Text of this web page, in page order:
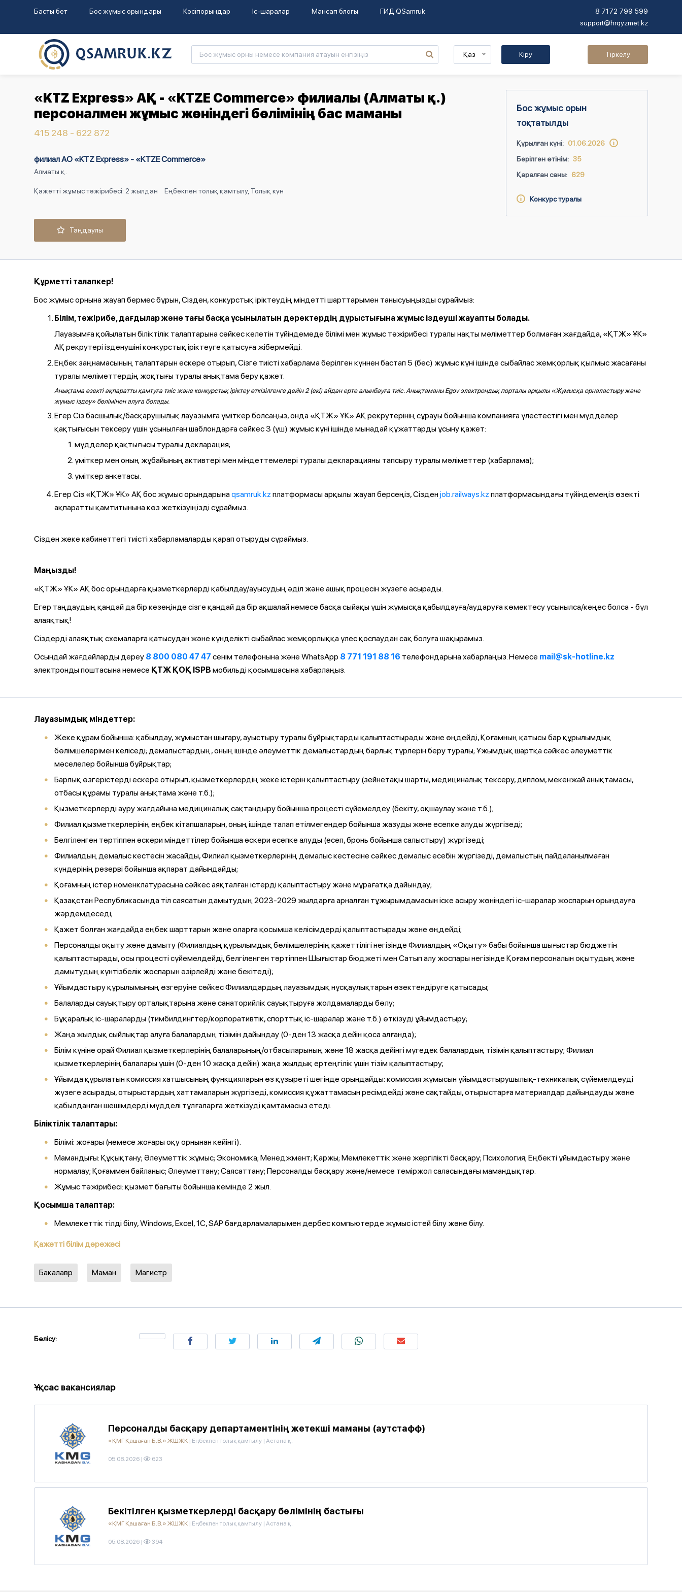
Басты бет Бос жұмыс орындары Кәсіпорындар Іс-шаралар Мансап блогы ГИД QSamruk
8 7172 799 599
support@hrqyzmet.kz
Қаз Кіру Тіркелу
«KTZ Express» АҚ - «KTZE Commerce» филиалы (Алматы қ.)
персоналмен жұмыс жөніндегі бөлімінің бас маманы
415 248 - 622 872
филиал АО «KTZ Express» - «KTZE Commerce»
Алматы қ.
Қажетті жұмыс тәжірибесі: 2 жылдан Еңбекпен толық қамтылу, Толық күн
Бос жұмыс орын
тоқтатылды
Құрылған күні: 01.06.2026
Берілген өтінім: 35
Қаралған саны: 629
Конкурс туралы
Таңдаулы
Құрметті талапкер!
Бос жұмыс орнына жауап бермес бұрын, Сізден, конкурстық іріктеудің міндетті шарттарымен танысуыңызды сұраймыз:
Білім, тәжірибе, дағдылар және тағы басқа ұсынылатын деректердің дұрыстығына жұмыс іздеуші жауапты болады.
Лауазымға қойылатын біліктілік талаптарына сәйкес келетін түйіндемеде білімі мен жұмыс тәжірибесі туралы нақты мәліметтер болмаған жағдайда, «ҚТЖ» ҰК»
АҚ рекрутері ізденушіні конкурстық іріктеуге қатысуға жібермейді.
Еңбек заңнамасының талаптарын ескере отырып, Сізге тиісті хабарлама берілген күннен бастап 5 (бес) жұмыс күні ішінде сыбайлас жемқорлық қылмыс жасағаны
туралы мәліметтердің жоқтығы туралы анықтама беру қажет.
Анықтама өзекті ақпаратты қамтуға тиіс және конкурстық іріктеу өткізілгенге дейін 2 (екі) айдан ерте алынбауға тиіс. Анықтаманы Egov электрондық порталы арқылы «Жұмысқа орналастыру және
жұмыс іздеу» бөлімінен алуға болады.
Егер Сіз басшылық/басқарушылық лауазымға үміткер болсаңыз, онда «ҚТЖ» ҰК» АҚ рекрутерінің сұрауы бойынша компанияға үлестестігі мен мүдделер
қақтығысын тексеру үшін ұсынылған шаблондарға сәйкес 3 (үш) жұмыс күні ішінде мынадай құжаттарды ұсыну қажет:
мүдделер қақтығысы туралы декларация;
үміткер мен оның жұбайының активтері мен міндеттемелері туралы декларацияны тапсыру туралы мәліметтер (хабарлама);
үміткер анкетасы.
Егер Сіз «ҚТЖ» ҰК» АҚ бос жұмыс орындарынаqsamruk.kz платформасы арқылы жауап берсеңіз, Сізденjob.railways.kz платформасындағы түйіндемеңіз өзекті
ақпаратты қамтитынына көз жеткізуіңізді сұраймыз.
Сізден жеке кабинеттегі тиісті хабарламаларды қарап отыруды сұраймыз.
Маңызды!
«ҚТЖ» ҰК» АҚ бос орындарға қызметкерлерді қабылдау/ауысудың әділ және ашық процесін жүзеге асырады.
Егер таңдаудың қандай да бір кезеңінде сізге қандай да бір ақшалай немесе басқа сыйақы үшін жұмысқа қабылдауға/аударуға көмектесу ұсынылса/кеңес болса - бұл
алаяқтық!
Сіздерді алаяқтық схемаларға қатысудан және күнделікті сыбайлас жемқорлыққа үлес қоспаудан сақ болуға шақырамыз.
Осындай жағдайларды дереу 8 800 080 47 47 сенім телефонына және WhatsApp 8 771 191 88 16 телефондарына хабарлаңыз. Немесе mail@sk-hotline.kz
электронды поштасына немесе ҚТЖ ҚОҚ ISPB мобильді қосымшасына хабарлаңыз.
Лауазымдық міндеттер:
Жеке құрам бойынша: қабылдау, жұмыстан шығару, ауыстыру туралы бұйрықтарды қалыптастырады және өңдейді, Қоғамның қатысы бар құрылымдық
бөлімшелерімен келіседі; демалыстардың, оның ішінде әлеуметтік демалыстардың барлық түрлерін беру туралы; Ұжымдық шартқа сәйкес әлеуметтік
мәселелер бойынша бұйрықтар;
Барлық өзгерістерді ескере отырып, қызметкерлердің жеке істерін қалыптастыру (зейнетақы шарты, медициналық тексеру, диплом, мекенжай анықтамасы,
отбасы құрамы туралы анықтама және т.б.);
Қызметкерлерді ауру жағдайына медициналық сақтандыру бойынша процесті сүйемелдеу (бекіту, оқшаулау және т.б.);
Филиал қызметкерлерінің еңбек кітапшаларын, оның ішінде талап етілмегендер бойынша жазуды және есепке алуды жүргізеді;
Белгіленген тәртіппен әскери міндеттілер бойынша әскери есепке алуды (есеп, бронь бойынша салыстыру) жүргізеді;
Филиалдың демалыс кестесін жасайды, Филиал қызметкерлерінің демалыс кестесіне сәйкес демалыс есебін жүргізеді, демалыстың пайдаланылмаған
күндерінің резерві бойынша ақпарат дайындайды;
Қоғамның істер номенклатурасына сәйкес аяқталған істерді қалыптастыру және мұрағатқа дайындау;
Қазақстан Республикасында тіл саясатын дамытудың 2023-2029 жылдарға арналған тұжырымдамасын іске асыру жөніндегі іс-шаралар жоспарын орындауға
жәрдемдеседі;
Қажет болған жағдайда еңбек шарттарын және оларға қосымша келісімдерді қалыптастырады және өңдейді;
Персоналды оқыту және дамыту (Филиалдың құрылымдық бөлімшелерінің қажеттілігі негізінде Филиалдың «Оқыту» бабы бойынша шығыстар бюджетін
қалыптастырады, осы процесті сүйемелдейді, белгіленген тәртіппен Шығыстар бюджеті мен Сатып алу жоспары негізінде Қоғам персоналын оқытудың және
дамытудың күнтізбелік жоспарын әзірлейді және бекітеді);
Ұйымдастыру құрылымының өзгеруіне сәйкес Филиалдардың лауазымдық нұсқаулықтарын өзектендіруге қатысады;
Балаларды сауықтыру орталықтарына және санаторийлік сауықтыруға жолдамаларды бөлу;
Бұқаралық іс-шараларды (тимбилдингтер/корпоративтік, спорттық іс-шаралар және т.б.) өткізуді ұйымдастыру;
Жаңа жылдық сыйлықтар алуға балалардың тізімін дайындау (0-ден 13 жасқа дейін қоса алғанда);
Білім күніне орай Филиал қызметкерлерінің балаларының/отбасыларының және 18 жасқа дейінгі мүгедек балалардың тізімін қалыптастыру; Филиал
қызметкерлерінің балалары үшін (0-ден 10 жасқа дейін) жаңа жылдық ертеңгілік үшін тізім қалыптастыру;
Ұйымда құрылатын комиссия хатшысының функцияларын өз құзыреті шегінде орындайды: комиссия жұмысын ұйымдастырушылық-техникалық сүйемелдеуді
жүзеге асырады, отырыстардың хаттамаларын жүргізеді, комиссия құжаттамасын ресімдейді және сақтайды, отырыстарға материалдар дайындауды және
қабылданған шешімдерді мүдделі тұлғаларға жеткізуді қамтамасыз етеді.
Біліктілік талаптары:
Білімі: жоғары (немесе жоғары оқу орнынан кейінгі).
Мамандығы: Құқықтану; Әлеуметтік жұмыс; Экономика; Менеджмент; Қаржы; Мемлекеттік және жергілікті басқару; Психология; Еңбекті ұйымдастыру және
нормалау; Қоғаммен байланыс; Әлеуметтану; Саясаттану; Персоналды басқару және/немесе теміржол саласындағы мамандықтар.
Жұмыс тәжірибесі: қызмет бағыты бойынша кемінде 2 жыл.
Қосымша талаптар:
Мемлекеттік тілді білу, Windows, Excel, 1C, SAP бағдарламаларымен дербес компьютерде жұмыс істей білу және білу.
Қажетті білім дәрежесі
Бакалавр Маман Магистр
Бөлісу:
Ұқсас вакансиялар
Персоналды басқару департаментінің жетекші маманы (аутстафф)
«ҚМГ Қашаған Б.В.» ЖШЖК | Еңбекпен толық қамтылу | Астана қ.
05.08.2026 | 623
Бекітілген қызметкерлерді басқару бөлімінің бастығы
«ҚМГ Қашаған Б.В.» ЖШЖК | Еңбекпен толық қамтылу | Астана қ.
05.08.2026 | 394